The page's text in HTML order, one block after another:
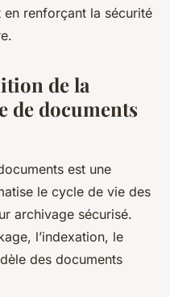
renforçant la sécurité
de la
de documents
est une
le cycle de vie des
archivage sécurisé.
l’indexation, le
des documents